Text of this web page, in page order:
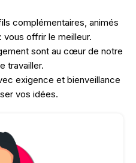
complémentaires, animés
offrir le meilleur.
sont au cœur de notre
travailler.
exigence et bienveillance
vos idées.